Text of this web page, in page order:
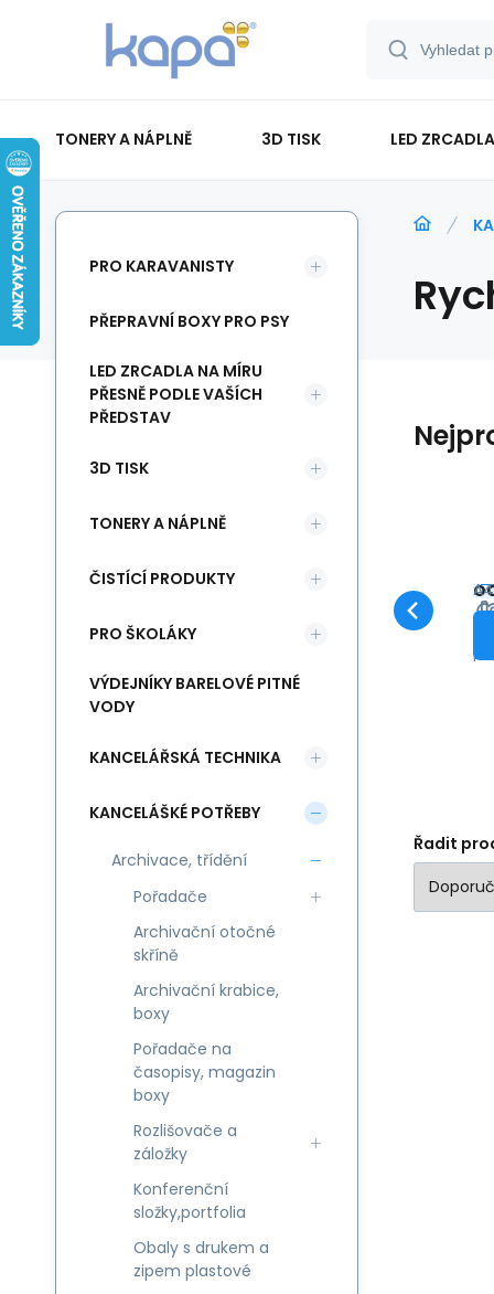
TONERY A NÁPLNĚ 3D TISK LED
PAPÍR-ETIKETY-BLOKY-OBÁLKY
Řadit
PRO KARAVANISTY
PŘEPRAVNÍ BOXY PRO PSY
LED ZRCADLA NA MÍRU
PŘESNĚ PODLE VAŠÍCH
PŘEDSTAV
3D TISK
TONERY A NÁPLNĚ
ČISTÍCÍ PRODUKTY
PRO ŠKOLÁKY
VÝDEJNÍKY BARELOVÉ PITNÉ
VODY
KANCELÁŘSKÁ TECHNIKA
KANCELÁŠKÉ POTŘEBY
Archivace, třídění
Pořadače
Archivační otočné
skříně
Archivační krabice,
boxy
Pořadače na
časopisy, magazin
boxy
Rozlišovače a
záložky
Konferenční
složky,portfolia
Obaly s drukem a
zipem plastové